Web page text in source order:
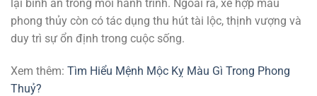
lại bình an trong mỗi hành trình. Ngoài ra, xe hợp màu
phong thủy còn có tác dụng thu hút tài lộc, thịnh vượng và
duy trì sự ổn định trong cuộc sống.
Xem thêm: Tìm Hiểu Mệnh Mộc Kỵ Màu Gì Trong Phong
Thuỷ?